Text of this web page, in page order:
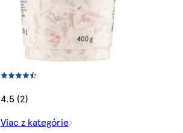
4.5 (2)
Viac z kategórie